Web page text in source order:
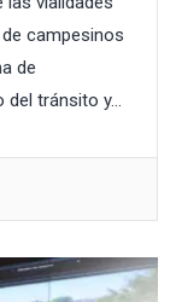
campesinos
de
tránsito y...